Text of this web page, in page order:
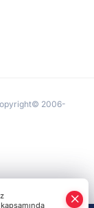
2006-